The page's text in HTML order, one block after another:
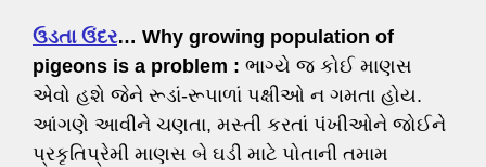
ઉડતા ઉંદર… Why growing population of
pigeons is a problem : ભાગ્યે જ કોઈ માણસ
એવો હશે જેને રૂડાં-રૂપાળાં પક્ષીઓ ન ગમતા હોય.
આંગણે આવીને ચણતા, મસ્તી કરતાં પંખીઓને જોઈને
પ્રકૃતિપ્રેમી માણસ બે ઘડી માટે પોતાની તમામ